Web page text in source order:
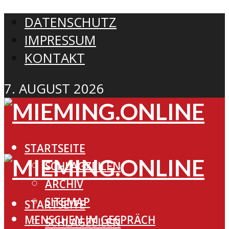
DATENSCHUTZ
IMPRESSUM
KONTAKT
7. AUGUST 2026
STARTSEITE
SCHLAGZEILEN
ARCHIV
SITEMAP
MENSCHEN IM GESPRÄCH
STARTSEITE
SCHLAGZEILEN